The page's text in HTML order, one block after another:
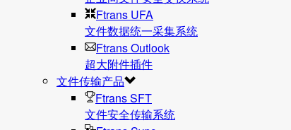
Ftrans UFA
文件数据统⼀采集系统
Ftrans Outlook
超大附件插件
文件传输产品
Ftrans SFT
文件安全传输系统